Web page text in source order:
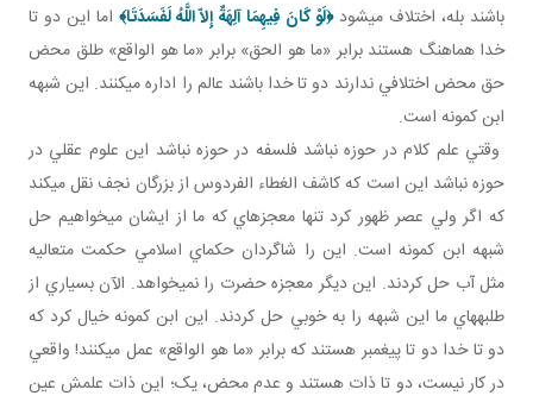
باشند بله، اختلاف مي شود﴿لَوْ كَانَ فِيهِمَا آلِهَةٌ إِلاّ اللَّهُ لَفَسَدَتَا﴾ اما اين دو تا
خدا هماهنگ هستند برابر «ما هو الحق» برابر «ما هو الواقع» طلق محض
حق محض اختلافي ندارند دو تا خدا باشند عالم را اداره می­کنند. اين شبهه
ابن کمونه است.
وقتي علم کلام در حوزه نباشد فلسفه در حوزه نباشد اين علوم عقلي در
حوزه نباشد اين است که کاشف الغطاء الفردوس از بزرگان نجف نقل مي کند
که اگر ولي عصر ظهور کرد تنها معجزه اي که ما از ايشان مي خواهيم حل
شبهه ابن کمونه است. اين را شاگردان حکماي اسلامي حکمت متعاليه
مثل آب حل کردند. اين ديگر معجزه حضرت را نمي خواهد. الآن بسياري از
طلبه هاي ما اين شبهه را به خوبي حل کردند. اين ابن کمونه خيال کرد که
دو تا خدا دو تا پيغمبر هستند که برابر «ما هو الواقع» عمل می­کنند! واقعي
در کار نيست، دو تا ذات هستند و عدم محض، يک؛ اين ذات علمش عين